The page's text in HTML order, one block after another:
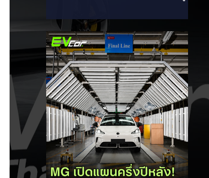
ใช้รถยนต์ไฟฟ้าว่าเหมือน "เป็นโรค"
เพราะเริ่มกังวลเรื่องแบตเตอรี่ตั้งแต่ยัง
เหลือไฟจำนวนมาก และคอยมองหาสถา
นีชาร์จอยู่ตลอดเวลา ซึ่งสื่อมองว่า
เป็นการพาดพิงถึงอาการ Range
Anxiety หรือความกังวลเรื่องระยะทาง
วิ่งของรถ EV Trump ยังระบุว่า
ปัจจุบันรถยนต์ไฟฟ้ามีสัดส่วนเพียง
ประมาณ 7% ของยอดขายรถใหม่ใน
สหรัฐฯ และใช้ตัวเลขนี้เป็นเหตุผล
ประกอบว่า...